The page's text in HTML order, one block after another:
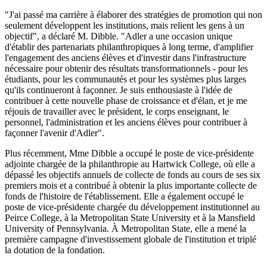
"J'ai passé ma carrière à élaborer des stratégies de promotion qui non
seulement développent les institutions, mais relient les gens à un
objectif", a déclaré M. Dibble. "Adler a une occasion unique
d'établir des partenariats philanthropiques à long terme, d'amplifier
l'engagement des anciens élèves et d'investir dans l'infrastructure
nécessaire pour obtenir des résultats transformationnels - pour les
étudiants, pour les communautés et pour les systèmes plus larges
qu'ils continueront à façonner. Je suis enthousiaste à l'idée de
contribuer à cette nouvelle phase de croissance et d'élan, et je me
réjouis de travailler avec le président, le corps enseignant, le
personnel, l'administration et les anciens élèves pour contribuer à
façonner l'avenir d'Adler".
Plus récemment, Mme Dibble a occupé le poste de vice-présidente
adjointe chargée de la philanthropie au Hartwick College, où elle a
dépassé les objectifs annuels de collecte de fonds au cours de ses six
premiers mois et a contribué à obtenir la plus importante collecte de
fonds de l'histoire de l'établissement. Elle a également occupé le
poste de vice-présidente chargée du développement institutionnel au
Peirce College, à la Metropolitan State University et à la Mansfield
University of Pennsylvania. À Metropolitan State, elle a mené la
première campagne d'investissement globale de l'institution et triplé
la dotation de la fondation.